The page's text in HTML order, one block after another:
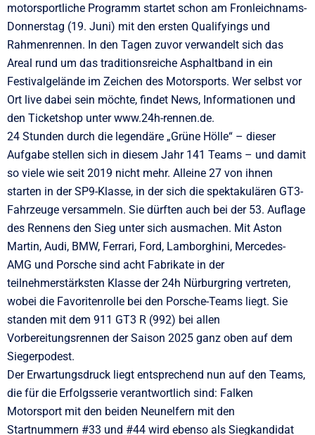
motorsportliche Programm startet schon am Fronleichnams-
Donnerstag (19. Juni) mit den ersten Qualifyings und
Rahmenrennen. In den Tagen zuvor verwandelt sich das
Areal rund um das traditionsreiche Asphaltband in ein
Festivalgelände im Zeichen des Motorsports. Wer selbst vor
Ort live dabei sein möchte, findet News, Informationen und
den Ticketshop unter www.24h-rennen.de.
24 Stunden durch die legendäre „Grüne Hölle“ – dieser
Aufgabe stellen sich in diesem Jahr 141 Teams – und damit
so viele wie seit 2019 nicht mehr. Alleine 27 von ihnen
starten in der SP9-Klasse, in der sich die spektakulären GT3-
Fahrzeuge versammeln. Sie dürften auch bei der 53. Auflage
des Rennens den Sieg unter sich ausmachen. Mit Aston
Martin, Audi, BMW, Ferrari, Ford, Lamborghini, Mercedes-
AMG und Porsche sind acht Fabrikate in der
teilnehmerstärksten Klasse der 24h Nürburgring vertreten,
wobei die Favoritenrolle bei den Porsche-Teams liegt. Sie
standen mit dem 911 GT3 R (992) bei allen
Vorbereitungsrennen der Saison 2025 ganz oben auf dem
Siegerpodest.
Der Erwartungsdruck liegt entsprechend nun auf den Teams,
die für die Erfolgsserie verantwortlich sind: Falken
Motorsport mit den beiden Neunelfern mit den
Startnummern #33 und #44 wird ebenso als Siegkandidat